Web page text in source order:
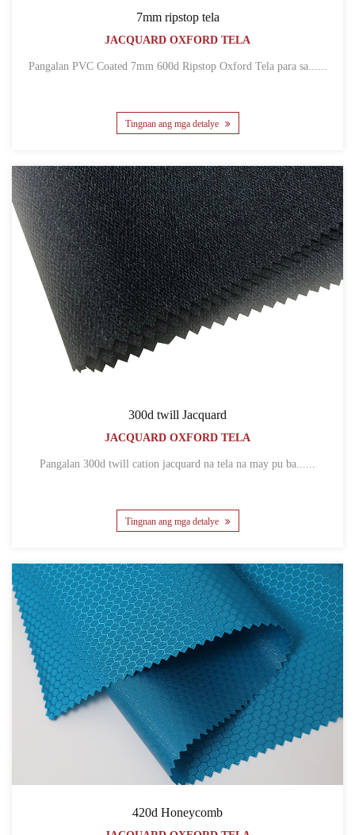
7mm ripstop tela
JACQUARD OXFORD TELA
Pangalan PVC Coated 7mm 600d Ripstop Oxford Tela para sa......
Tingnan ang mga detalye
300d twill Jacquard
JACQUARD OXFORD TELA
Pangalan 300d twill cation jacquard na tela na may pu ba......
Tingnan ang mga detalye
420d Honeycomb